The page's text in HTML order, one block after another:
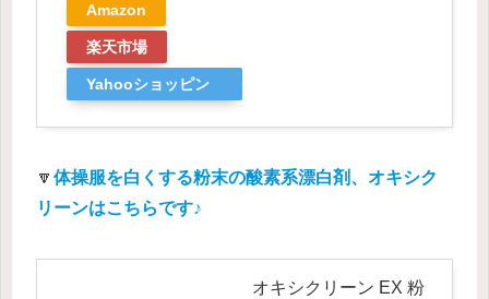
Amazon
楽天市場
Yahooショッピン
🔽 体操服を白くする粉末の酸素系漂白剤、オキシク
リーンはこちらです♪
オキシクリーン EX 粉